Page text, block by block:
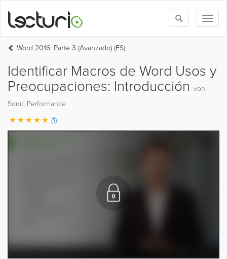
Toggle
search
Word 2016: Parte 3 (Avanzado) (ES)
Identificar Macros de Word Usos y
Preocupaciones: Introducción von
Sonic Performance
(1)